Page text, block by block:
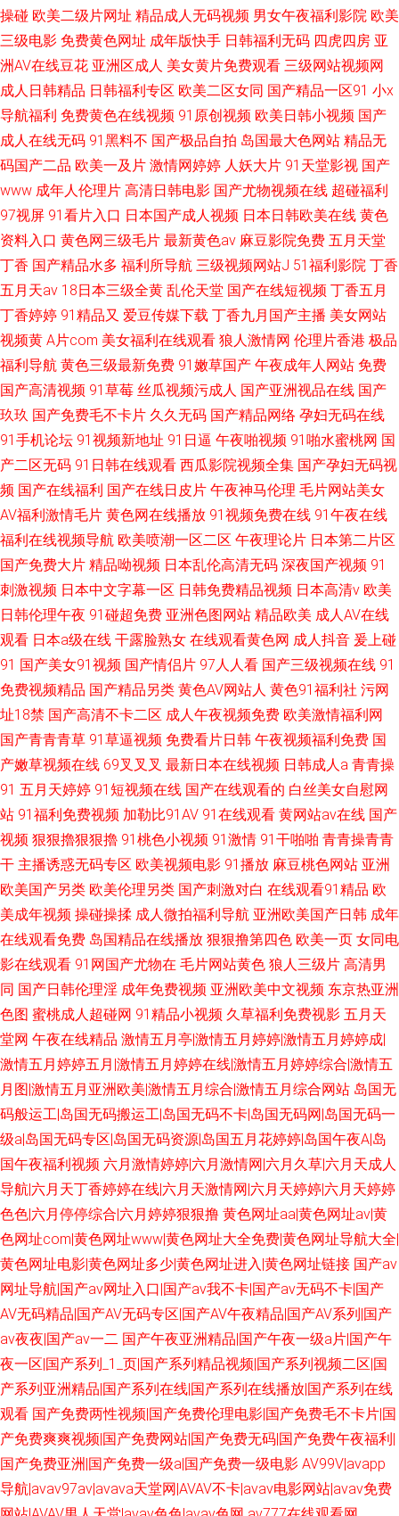
操碰 欧美二级片网址 精品成人无码视频 男女午夜福利影院 欧美
三级电影 免费黄色网址 成年版快手 日韩福利无码 四虎四房 亚
洲AV在线豆花 亚洲区成人 美女黄片免费观看 三级网站视频网
成人日韩精品 日韩福利专区 欧美二区女同 国产精品一区91 小x
导航福利 免费黄色在线视频 91原创视频 欧美日韩小视频 国产
成人在线无码 91黑料不 国产极品自拍 岛国最大色网站 精品无
码国产二品 欧美一及片 激情网婷婷 人妖大片 91天堂影视 国产
www 成年人伦理片 高清日韩电影 国产尤物视频在线 超碰福利
97视屏 91看片入口 日本国产成人视频 日本日韩欧美在线 黄色
资料入口 黄色网三级毛片 最新黄色av 麻豆影院免费 五月天堂
丁香 国产精品水多 福利所导航 三级视频网站J 51福利影院 丁香
五月天av 18日本三级全黄 乱伦天堂 国产在线短视频 丁香五月
丁香婷婷 91精品又 爱豆传媒下载 丁香九月国产主播 美女网站
视频黄 A片com 美女福利在线观看 狼人激情网 伦理片香港 极品
福利导航 黄色三级最新免费 91嫩草国产 午夜成年人网站 免费
国产高清视频 91草莓 丝瓜视频污成人 国产亚洲视品在线 国产
玖玖 国产免费毛不卡片 久久无码 国产精品网络 孕妇无码在线
91手机论坛 91视频新地址 91日逼 午夜啪视频 91啪水蜜桃网 国
产二区无码 91日韩在线观看 西瓜影院视频全集 国产孕妇无码视
频 国产在线福利 国产在线日皮片 午夜神马伦理 毛片网站美女
AV福利激情毛片 黄色网在线播放 91视频免费在线 91午夜在线
福利在线视频导航 欧美喷潮一区二区 午夜理论片 日本第二片区
国产免费大片 精品呦视频 日本乱伦高清无码 深夜国产视频 91
刺激视频 日本中文字幕一区 日韩免费精品视频 日本高清v 欧美
日韩伦理午夜 91碰超免费 亚洲色图网站 精品欧美 成人AV在线
观看 日本a级在线 干露脸熟女 在线观看黄色网 成人抖音 爰上碰
91 国产美女91视频 国产情侣片 97人人看 国产三级视频在线 91
免费视频精品 国产精品另类 黄色AV网站人 黄色91福利社 污网
址18禁 国产高清不卡二区 成人午夜视频免费 欧美激情福利网
国产青青青草 91草逼视频 免费看片日韩 午夜视频福利免费 国
产嫩草视频在线 69叉叉叉 最新日本在线视频 日韩成人a 青青操
91 五月天婷婷 91短视频在线 国产在线观看的 白丝美女自慰网
站 91福利免费视频 加勒比91AV 91在线观看 黄网站av在线 国产
视频 狠狠擼狠狠擼 91桃色小视频 91激情 91干啪啪 青青操青青
干 主播诱惑无码专区 欧美视频电影 91播放 麻豆桃色网站 亚洲
欧美国产另类 欧美伦理另类 国产刺激对白 在线观看91精品 欧
美成年视频 操碰操揉 成人微拍福利导航 亚洲欧美国产日韩 成年
在线观看免费 岛国精品在线播放 狠狠撸第四色 欧美一页 女同电
影在线观看 91网国产尤物在 毛片网站黄色 狼人三级片 高清男
同 国产日韩伦理淫 成年免费视频 亚洲欧美中文视频 东京热亚洲
色图 蜜桃成人超碰网 91精品小视频 久草福利免费视影 五月天
堂网 午夜在线精品 激情五月亭|激情五月婷婷|激情五月婷婷成|
激情五月婷婷五月|激情五月婷婷在线|激情五月婷婷综合|激情五
月图|激情五月亚洲欧美|激情五月综合|激情五月综合网站 岛国无
码般运工|岛国无码搬运工|岛国无码不卡|岛国无码网|岛国无码一
级a|岛国无码专区|岛国无码资源|岛国五月花婷婷|岛国午夜A|岛
国午夜福利视频 六月激情婷婷|六月激情网|六月久草|六月天成人
导航|六月天丁香婷婷在线|六月天激情网|六月天婷婷|六月天婷婷
色色|六月停停综合|六月婷婷狠狠撸 黄色网址aa|黄色网址av|黄
色网址com|黄色网址www|黄色网址大全免费|黄色网址导航大全|
黄色网址电影|黄色网址多少|黄色网址进入|黄色网址链接 国产av
网址导航|国产av网址入口|国产av我不卡|国产av无码不卡|国产
AV无码精品|国产AV无码专区|国产AV午夜精品|国产AV系列|国产
av夜夜|国产av一二 国产午夜亚洲精品|国产午夜一级a片|国产午
夜一区|国产系列_1_页|国产系列精品视频|国产系列视频二区|国
产系列亚洲精品|国产系列在线|国产系列在线播放|国产系列在线
观看 国产免费两性视频|国产免费伦理电影|国产免费毛不卡片|国
产免费爽爽视频|国产免费网站|国产免费无码|国产免费午夜福利|
国产免费亚洲|国产免费一级a|国产免费一级电影 AV99V|avapp
导航|avav97av|avava天堂网|AVAV不卡|avav电影网站|avav免费